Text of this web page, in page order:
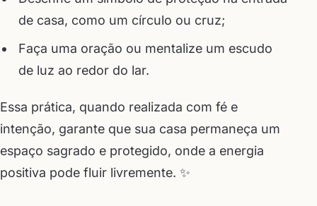
de casa, como um círculo ou cruz;
Faça uma oração ou mentalize um escudo
de luz ao redor do lar.
Essa prática, quando realizada com fé e
intenção, garante que sua casa permaneça um
espaço sagrado e protegido, onde a energia
positiva pode fluir livremente. ✨